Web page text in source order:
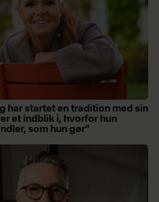
har startet en tradition med sin
et indblik i, hvorfor hun
som hun gør”